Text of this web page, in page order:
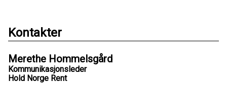
Kontakter
Merethe Hommelsgård
Kommunikasjonsleder
Hold Norge Rent